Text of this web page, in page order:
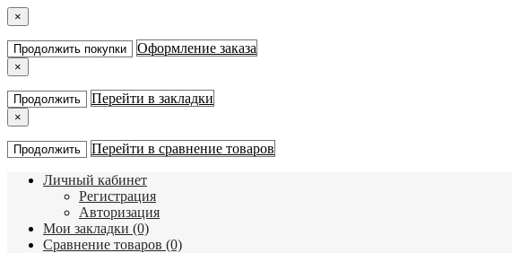
×
Продолжить покупки Оформление заказа
×
Продолжить Перейти в закладки
×
Продолжить Перейти в сравнение товаров
Личный кабинет
Регистрация
Авторизация
Мои закладки (0)
Сравнение товаров (0)